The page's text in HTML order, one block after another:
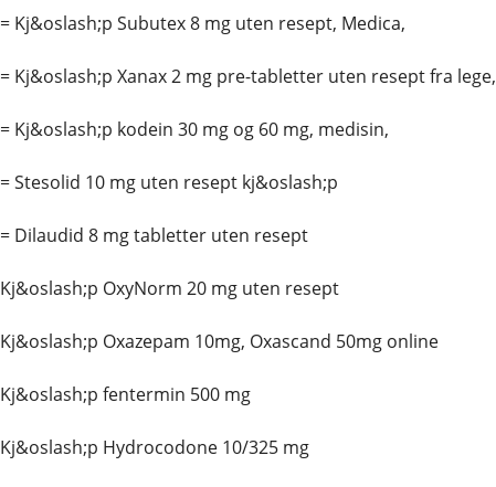
= Kj&oslash;p Subutex 8 mg uten resept, Medica,
= Kj&oslash;p Xanax 2 mg pre-tabletter uten resept fra lege,
= Kj&oslash;p kodein 30 mg og 60 mg, medisin,
= Stesolid 10 mg uten resept kj&oslash;p
= Dilaudid 8 mg tabletter uten resept
Kj&oslash;p OxyNorm 20 mg uten resept
Kj&oslash;p Oxazepam 10mg, Oxascand 50mg online
Kj&oslash;p fentermin 500 mg
Kj&oslash;p Hydrocodone 10/325 mg